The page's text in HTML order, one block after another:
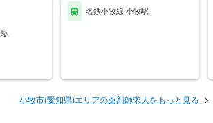
名鉄小牧線 小牧駅
小牧市(愛知県)エリアの薬剤師求人をもっと見る